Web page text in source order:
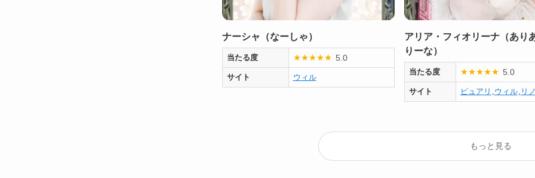
ナーシャ（なーしゃ）
当たる度 ★★★★★ 5.0
サイト ウィル
アリア・フィオリーナ（あり
りーな）
当たる度 ★★★★★ 5.0
サイト ピュアリ ,ウィル, リ
もっと見る